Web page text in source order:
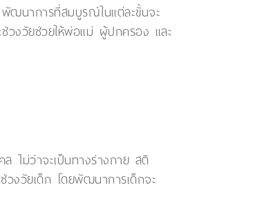
พัฒนาการที่สมบูรณ์ในแต่ละขั้นจะ
วงวัยช่วยให้พ่อแม่ ผู้ปกครอง และ
ไม่ว่าจะเป็นทางร่างกาย สติ
งวัยเด็ก โดยพัฒนาการเด็กจะ